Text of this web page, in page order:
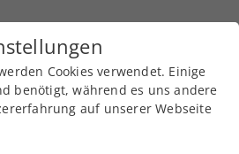
Cookies verwendet. Einige
benötigt, während es uns andere
auf unserer Webseite